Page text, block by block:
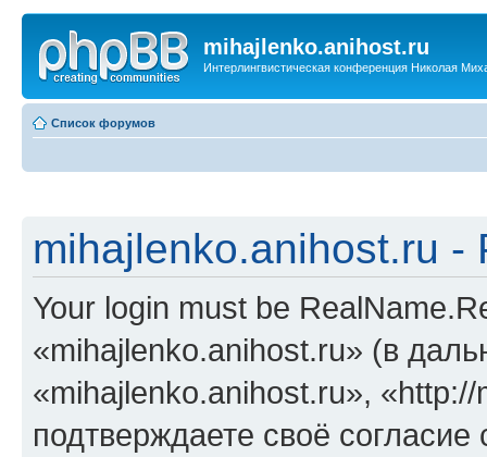
mihajlenko.anihost.ru
Интерлингвистическая конференция Николая
Список форумов
mihajlenko.anihost.ru -
Your login must be
«mihajlenko.anihost.ru» (в
«mihajlenko.anihost.ru»,
подтверждаете своё